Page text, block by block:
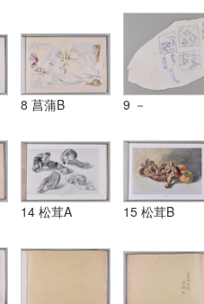
8 菖蒲B 9 －
14 松茸A 15 松茸B